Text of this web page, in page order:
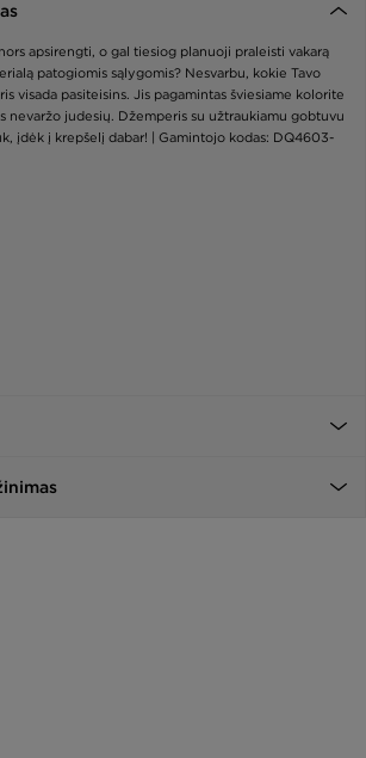
apsirengti, o gal tiesiog planuoji praleisti vakarą
patogiomis sąlygomis? Nesvarbu, kokie Tavo
visada pasiteisins. Jis pagamintas šviesiame kolorite
nevaržo judesių. Džemperis su užtraukiamu gobtuvu
įdėk į krepšelį dabar! | Gamintojo kodas: DQ4603-